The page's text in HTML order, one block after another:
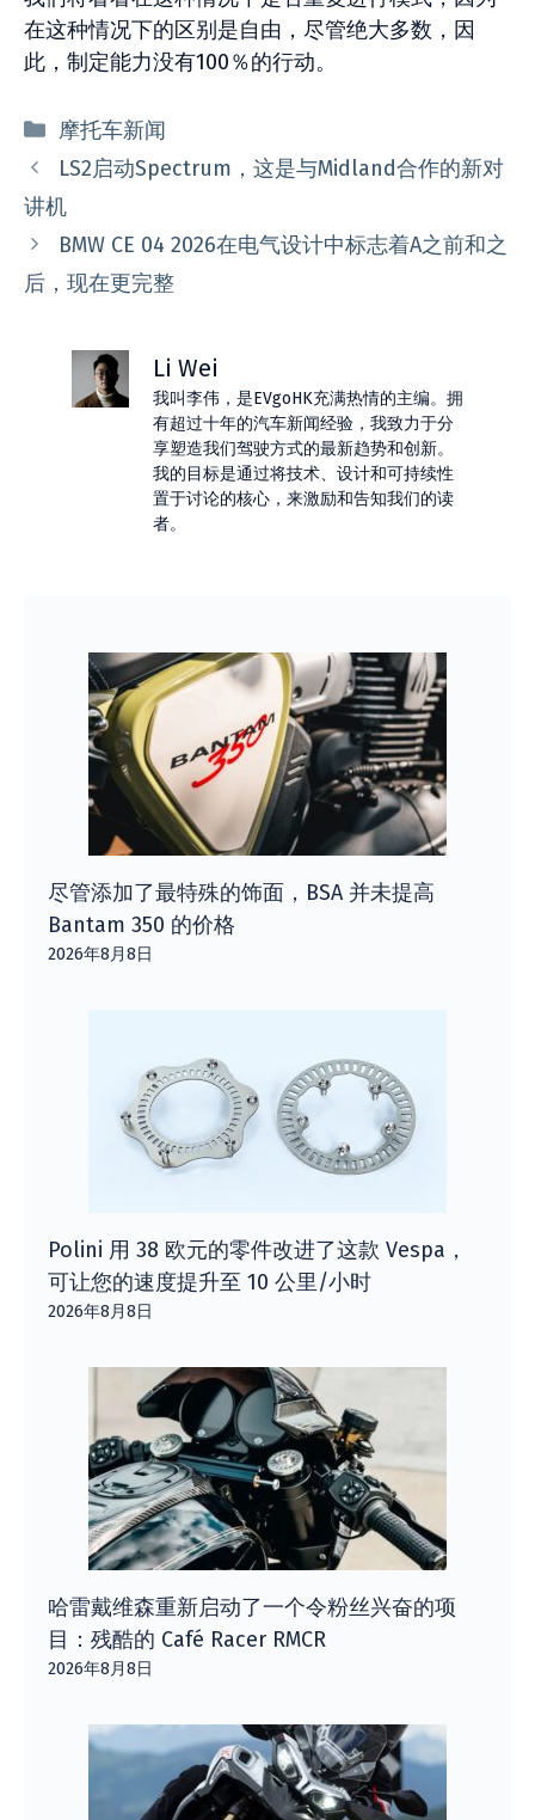
在这种情况下的区别是自由，尽管绝大多数，因
此，制定能力没有100％的行动。
分
类
摩托车新闻
LS2启动Spectrum，这是与Midland合作的新对
讲机
BMW CE 04 2026在电气设计中标志着A之前和之
后，现在更完整
Li Wei
我叫李伟，是EVgoHK充满热情的主编。拥
有超过十年的汽车新闻经验，我致力于分
享塑造我们驾驶方式的最新趋势和创新。
我的目标是通过将技术、设计和可持续性
置于讨论的核心，来激励和告知我们的读
者。
尽管添加了最特殊的饰面，BSA 并未提高
Bantam 350 的价格
2026年8月8日
Polini 用 38 欧元的零件改进了这款 Vespa，
可让您的速度提升至 10 公里/小时
2026年8月8日
哈雷戴维森重新启动了一个令粉丝兴奋的项
目：残酷的 Café Racer RMCR
2026年8月8日